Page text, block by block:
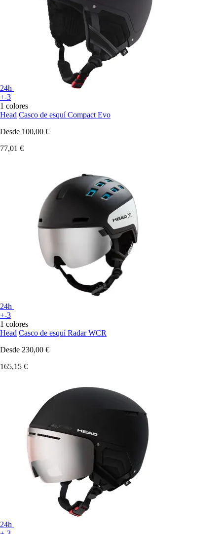
24h
+-3
1 colores
Head Casco de esquí Compact Evo
Desde 100,00 €
77,01 €
24h
+-3
1 colores
Head Casco de esquí Radar WCR
Desde 230,00 €
165,15 €
24h